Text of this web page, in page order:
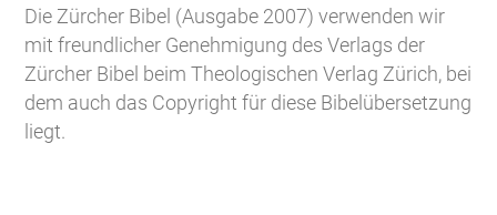
Die Zürcher Bibel (Ausgabe 2007) verwenden wir
mit freundlicher Genehmigung des Verlags der
Zürcher Bibel beim Theologischen Verlag Zürich, bei
dem auch das Copyright für diese Bibelübersetzung
liegt.